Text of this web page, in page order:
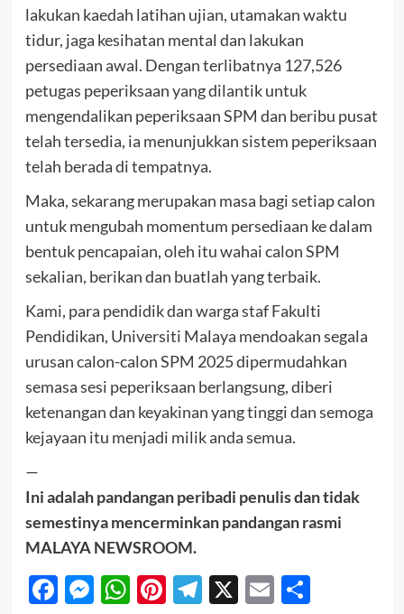
lakukan kaedah latihan ujian, utamakan waktu
tidur, jaga kesihatan mental dan lakukan
persediaan awal. Dengan terlibatnya 127,526
petugas peperiksaan yang dilantik untuk
mengendalikan peperiksaan SPM dan beribu pusat
telah tersedia, ia menunjukkan sistem peperiksaan
telah berada di tempatnya.
Maka, sekarang merupakan masa bagi setiap calon
untuk mengubah momentum persediaan ke dalam
bentuk pencapaian, oleh itu wahai calon SPM
sekalian, berikan dan buatlah yang terbaik.
Kami, para pendidik dan warga staf Fakulti
Pendidikan, Universiti Malaya mendoakan segala
urusan calon-calon SPM 2025 dipermudahkan
semasa sesi peperiksaan berlangsung, diberi
ketenangan dan keyakinan yang tinggi dan semoga
kejayaan itu menjadi milik anda semua.
—
Ini adalah pandangan peribadi penulis dan tidak
semestinya mencerminkan pandangan rasmi
MALAYA NEWSROOM.
Facebook
Messenger
WhatsApp
Pinterest
Telegram
X EmailShare